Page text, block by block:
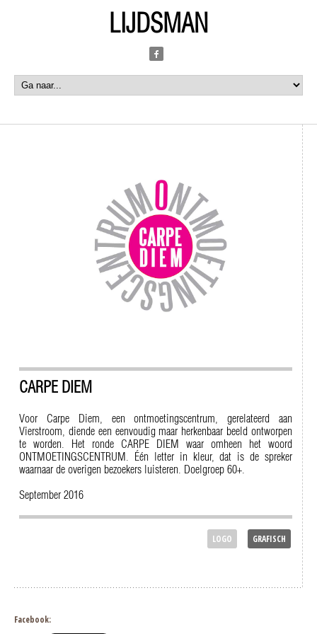
LIJDSMAN
CARPE DIEM
Voor Carpe Diem, een ontmoetingscentrum, gerelateerd aan
Vierstroom, diende een eenvoudig maar herkenbaar beeld ontworpen
te worden. Het ronde CARPE DIEM waar omheen het woord
ONTMOETINGSCENTRUM. Één letter in kleur, dat is de spreker
waarnaar de overigen bezoekers luisteren. Doelgroep 60+.
September 2016
LOGO GRAFISCH
Facebook: